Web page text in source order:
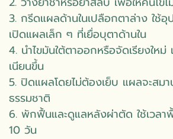
3. กรีดแผลด้านในเปลือกตาล่าง ใช้
เปิดแผลเล็ก ๆ ที่เยื่อบุตาด้านใน
4. นำไขมันใต้ตาออกหรือจัดเรียงใหม่
เนียนขึ้น
5. ปิดแผลโดยไม่ต้องเย็บ แผลจะสม
ธรรมชาติ
6. พักฟื้นและดูแลหลังผ่าตัด ใช้เวล
10 วัน